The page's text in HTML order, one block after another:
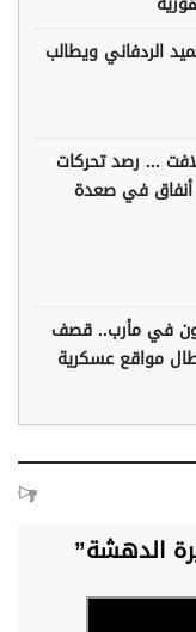
الردفاني ويطالب
... رصد تحركات
أنفاق في صعدة
في مأرب.. قصف
مواقع عسكرية
الدهشة”